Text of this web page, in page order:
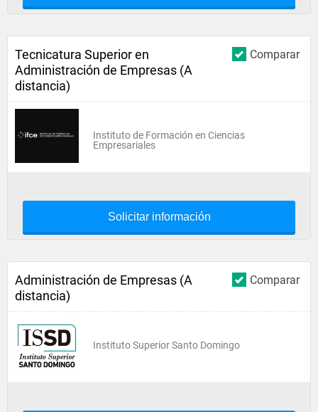
Comparar
Tecnicatura Superior en
Administración de Empresas (A
distancia)
Instituto de Formación en Ciencias
Empresariales
Solicitar información
Comparar
Administración de Empresas (A
distancia)
Instituto Superior Santo Domingo